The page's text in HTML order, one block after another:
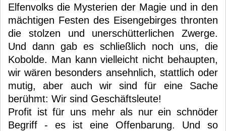
Elfenvolks die Mysterien der Magie und in den
mächtigen Festen des Eisengebirges thronten
die stolzen und unerschütterlichen Zwerge.
Und dann gab es schließlich noch uns, die
Kobolde. Man kann vielleicht nicht behaupten,
wir wären besonders ansehnlich, stattlich oder
mutig, aber auch wir sind für eine Sache
berühmt: Wir sind Geschäftsleute!
Profit ist für uns mehr als nur ein schnöder
Begriff - es ist eine Offenbarung. Und so